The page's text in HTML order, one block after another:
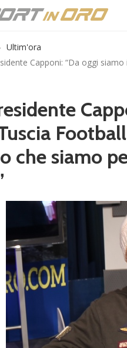
Ultim'ora
Capponi: “Da oggi
che siamo